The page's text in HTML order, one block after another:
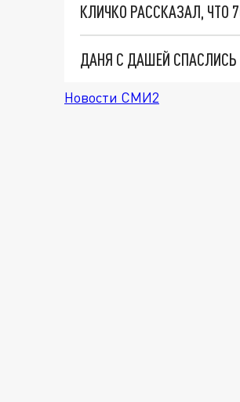
КЛИЧКО РАССКАЗАЛ, ЧТО
ДАНЯ С ДАШЕЙ
Новости СМИ2